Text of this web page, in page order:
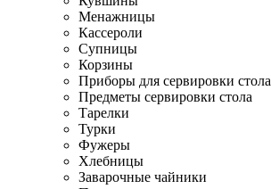
Менажницы
Кассероли
Супницы
Корзины
Приборы для сервировки стола
Предметы сервировки стола
Тарелки
Турки
Фужеры
Хлебницы
Заварочные чайники